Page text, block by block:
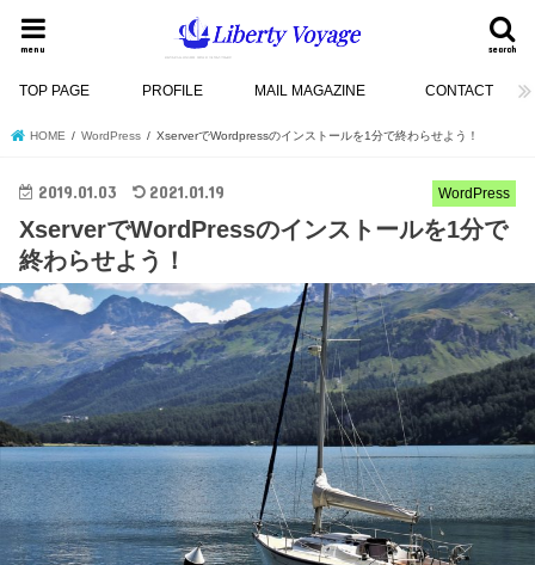
search
menu
TOP PAGE PROFILE MAIL MAGAZINE CONTACT
HOME WordPress XserverでWordpressのインストールを1分で終わらせよう！
WordPress
2019.01.03 2021.01.19
XserverでWordPressのインストールを1分で
終わらせよう！